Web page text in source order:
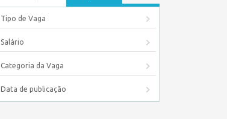
Tipo de Vaga
Salário
Categoria da Vaga
Data de publicação